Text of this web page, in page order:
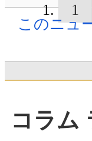
1
このニュ
コラム